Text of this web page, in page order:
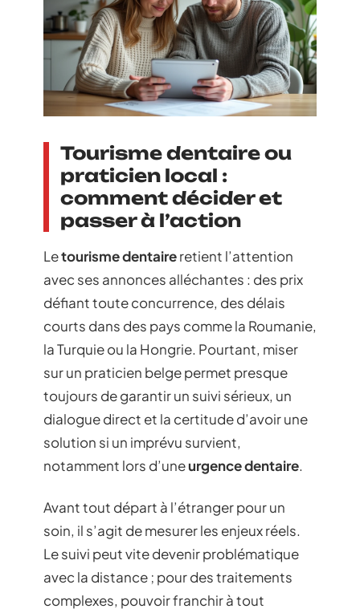
Tourisme dentaire ou
praticien local :
comment décider et
passer à l’action
Letourisme dentaireretient l’attention
avec ses annonces alléchantes : des prix
défiant toute concurrence, des délais
courts dans des pays comme la Roumanie,
la Turquie ou la Hongrie. Pourtant, miser
sur un praticien belge permet presque
toujours de garantir un suivi sérieux, un
dialogue direct et la certitude d’avoir une
solution si un imprévu survient,
notamment lors d’uneurgence dentaire.
Avant tout départ à l’étranger pour un
soin, il s’agit de mesurer les enjeux réels.
Le suivi peut vite devenir problématique
avec la distance ; pour des traitements
complexes, pouvoir franchir à tout